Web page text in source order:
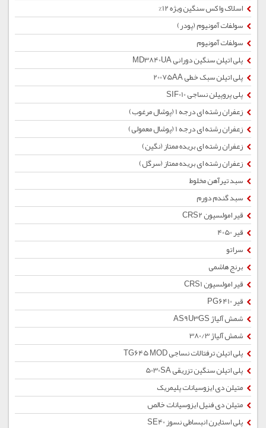
اسلاک واکس سنگین ویژه 12%
سولفات آمونیوم (پودر)
سولفات آمونیوم
پلی اتیلن سنگین دورانی MD3840UA
پلی اتیلن سبک خطی 20075AA
پلی پروپیلن نساجی SIF010
زعفران رشته ای درجه 1 (پوشال مرغوب)
زعفران رشته ای درجه 1 (پوشال معمولی)
زعفران رشته ای بریده ممتاز (نگین)
زعفران رشته ای بریده ممتاز (سرگل)
سبد تیرآهن مخلوط
سبد گندم دورم
قیر امولسیون CRS2
قیر 4050
سراتو
برنج هاشمی
قیر امولسیون CRS1
قیر PG6410
شمش آلیاژ AS9U3GS
شمش آلیاژ 380/3
پلی اتیلن ترفتالات نساجی TG645 MOD
پلی اتیلن سنگین تزریقی 5030SA
متیلن دی ایزوسیانات پلیمریک
متیلن دی فنیل ایزوسیانات خالص
پلی استایرن انبساطی نسوز SE40